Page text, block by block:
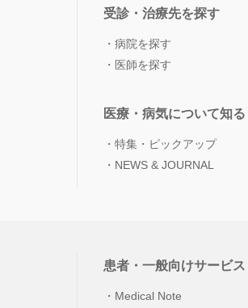
受診・治療先を探す
病院を探す
医師を探す
医療・病気について知る
特集・ピックアップ
NEWS & JOURNAL
患者・一般向けサービス
Medical Note